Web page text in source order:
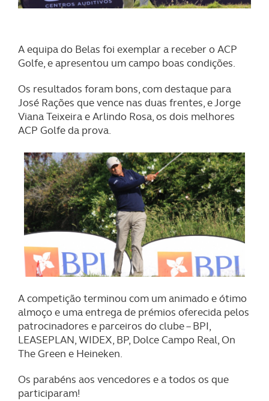
A equipa do Belas foi exemplar a receber o ACP
Golfe, e apresentou um campo boas condições.
Os resultados foram bons, com destaque para
José Rações que vence nas duas frentes, e Jorge
Viana Teixeira e Arlindo Rosa, os dois melhores
ACP Golfe da prova.
A competição terminou com um animado e ótimo
almoço e uma entrega de prémios oferecida pelos
patrocinadores e parceiros do clube – BPI,
LEASEPLAN, WIDEX, BP, Dolce Campo Real, On
The Green e Heineken.
Os parabéns aos vencedores e a todos os que
participaram!